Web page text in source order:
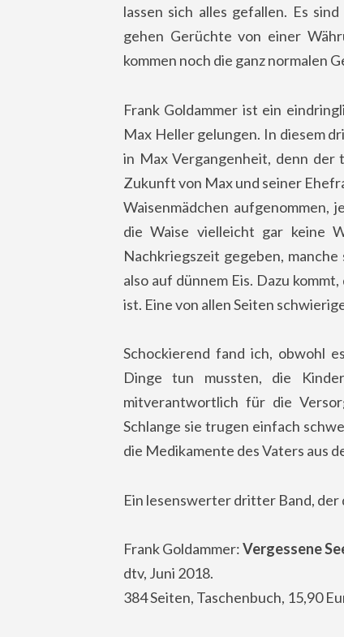
lassen sich alles gefallen. Es
gehen Gerüchte von einer
kommen noch die ganz normalen
Frank Goldammer ist ein
Max Heller gelungen. In diesem
in Max Vergangenheit, denn
Zukunft von Max und seiner
Waisenmädchen aufgenommen,
die Waise vielleicht gar keine
Nachkriegszeit gegeben,
also auf dünnem Eis. Dazu
ist. Eine von allen Seiten
Schockierend fand ich, obwohl
Dinge tun mussten, die
mitverantwortlich für die
Schlange sie trugen einfach
die Medikamente des Vaters aus
Ein lesenswerter dritter Band, der
Frank Goldammer:Vergessene
dtv, Juni 2018.
384 Seiten, Taschenbuch, 15,90